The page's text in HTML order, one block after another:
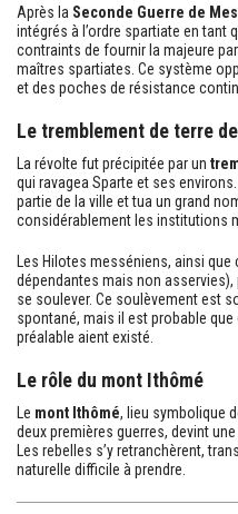
Après la Seconde Guerre de
intégrés à l’ordre spartiate en tant
contraints de fournir la majeure
maîtres spartiates. Ce système
et des poches de résistance
Le tremblement de terre
La révolte fut précipitée par un
qui ravagea Sparte et ses
partie de la ville et tua un grand
considérablement les institutions
Les Hilotes messéniens, ainsi
dépendantes mais non
se soulever. Ce soulèvement est
spontané, mais il est probable
préalable aient existé.
Le rôle du mont Ithômé
Le mont Ithômé, lieu symbolique
deux premières guerres, devint
Les rebelles s’y retranchèrent,
naturelle difficile à prendre.